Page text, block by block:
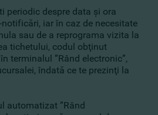
periodic despre data şi ora
iar în caz de necesitate
sau de a reprograma vizita la
tichetului, codul obţinut
terminalul ”Rând electronic”,
îndată ce te prezinţi la
automatizat ”Rând